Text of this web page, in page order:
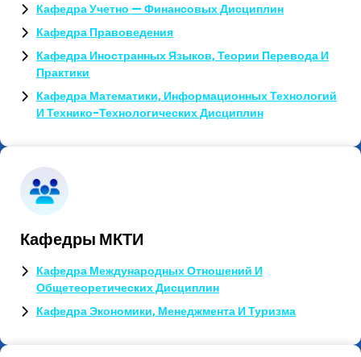
Кафедра Учетно — Финансовых Дисциплин
Кафедра Правоведения
Кафедра Иностранных Языков, Теории Перевода И
Практики
Кафедра Математики, Информационных Технологий
И Технико-Технологических Дисциплин
Кафедры МКТИ
Кафедра Международных Отношений И
Общетеоретических Дисциплин
Кафедра Экономики, Менеджмента И Туризма